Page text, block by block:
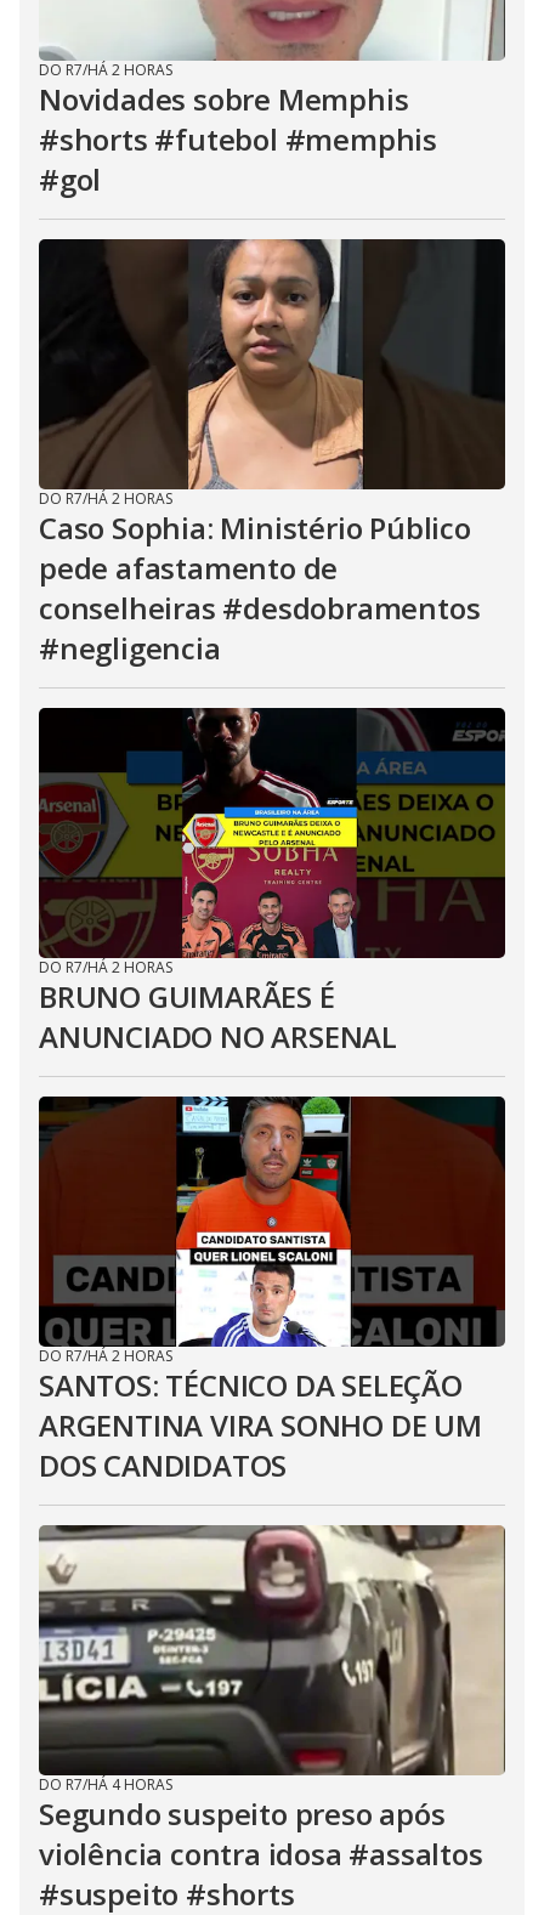
DO R7/HÁ 2 HORAS
Novidades sobre Memphis
#shorts #futebol #memphis
#gol
DO R7/HÁ 2 HORAS
Caso Sophia: Ministério Público
pede afastamento de
conselheiras #desdobramentos
#negligencia
DO R7/HÁ 2 HORAS
BRUNO GUIMARÃES É
ANUNCIADO NO ARSENAL
DO R7/HÁ 2 HORAS
SANTOS: TÉCNICO DA SELEÇÃO
ARGENTINA VIRA SONHO DE UM
DOS CANDIDATOS
DO R7/HÁ 4 HORAS
Segundo suspeito preso após
violência contra idosa #assaltos
#suspeito #shorts